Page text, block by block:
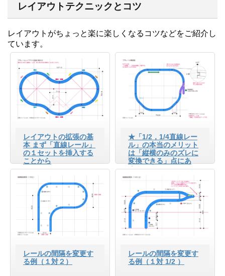
レイアウトテクニックとコツ
レイアウトがちょっと楽に楽しくなるコツなどをご紹介し
ています。
レイアウトの拡張の基
本 まず「直線レール」
の１セットを挿入する
ことから
★「1/2，1/4直線レー
ル」の本当のメリット
は「縦横のみのズレに
変換できる」点にあ
る！
レールの間隔を変更す
る例（１対２）
レールの間隔を変更す
る例（１対 1/2 ）